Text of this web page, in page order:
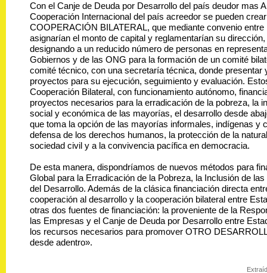
Con el Canje de Deuda por Desarrollo del país deudor mas
Cooperación Internacional del país acreedor se pueden
COOPERACIÓN BILATERAL, que mediante convenio
asignarían el monto de capital y reglamentarían su
designando a un reducido número de personas en
Gobiernos y de las ONG para la formación de un comité
comité técnico, con una secretaría técnica, donde presentar
proyectos para su ejecución, seguimiento y evaluación.
Cooperación Bilateral, con funcionamiento autónomo,
proyectos necesarios para la erradicación de la pobreza, la
social y económica de las mayorías, el desarrollo desde
que toma la opción de las mayorías informales, indígenas y
defensa de los derechos humanos, la protección de la
sociedad civil y a la convivencia pacífica en democracia.
De esta manera, dispondríamos de nuevos métodos para
Global para la Erradicación de la Pobreza, la Inclusión de
del Desarrollo. Además de la clásica financiación directa
cooperación al desarrollo y la cooperación bilateral entre
otras dos fuentes de financiación: la proveniente de la
las Empresas y el Canje de Deuda por Desarrollo entre
los recursos necesarios para promover OTRO
desde adentro».